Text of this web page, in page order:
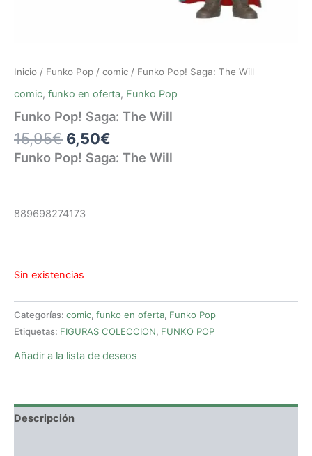
Inicio / Funko Pop / comic / Funko Pop! Saga: The Will
comic, funko en oferta, Funko Pop
Funko Pop! Saga: The Will
15,95€ 6,50€
Funko Pop! Saga: The Will
889698274173
Sin existencias
Categorías: comic, funko en oferta, Funko Pop
Etiquetas: FIGURAS COLECCION, FUNKO POP
Añadir a la lista de deseos
Descripción